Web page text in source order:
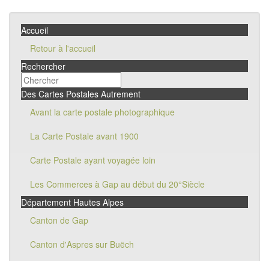
Accueil
Retour à l'accueil
Rechercher
Des Cartes Postales Autrement
Avant la carte postale photographique
La Carte Postale avant 1900
Carte Postale ayant voyagée loin
Les Commerces à Gap au début du 20°Siècle
Département Hautes Alpes
Canton de Gap
Canton d'Aspres sur Buëch